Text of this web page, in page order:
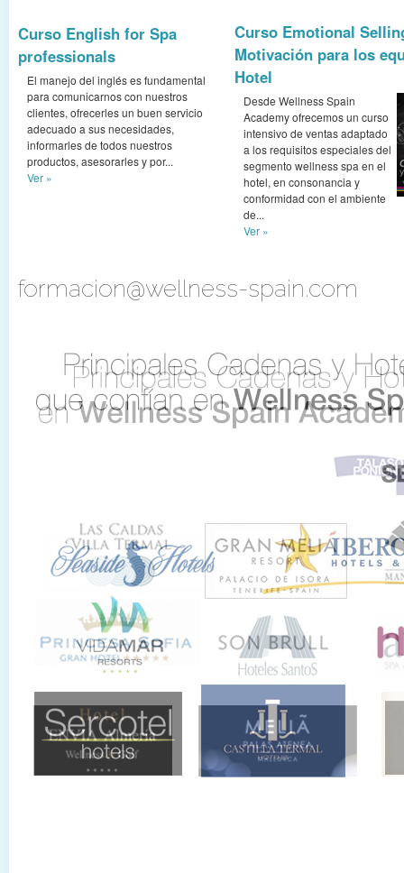
Curso English for Spa
professionals
El manejo del inglés es fundamental
para comunicarnos con nuestros
clientes, ofrecerles un buen servicio
adecuado a sus necesidades,
informarles de todos nuestros
productos, asesorarles y por...
Ver »
Curso Emotional
Motivación para los
Hotel
Desde Wellness Spain
Academy ofrecemos un curso
intensivo de ventas adaptado
a los requisitos especiales del
segmento wellness spa en el
hotel, en consonancia y
conformidad con el ambiente
de...
Ver »
formacion@wellness-spain.com